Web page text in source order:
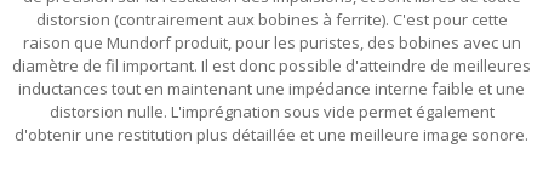
distorsion (contrairement aux bobines à ferrite). C'est pour cette
raison que Mundorf produit, pour les puristes, des bobines avec un
diamètre de fil important. Il est donc possible d'atteindre de meilleures
inductances tout en maintenant une impédance interne faible et une
distorsion nulle. L'imprégnation sous vide permet également
d'obtenir une restitution plus détaillée et une meilleure image sonore.